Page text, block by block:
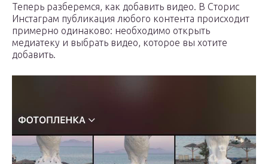
Теперь разберемся, как добавить видео. В Сторис
Инстаграм публикация любого контента происходит
примерно одинаково: необходимо открыть
медиатеку и выбрать видео, которое вы хотите
добавить.